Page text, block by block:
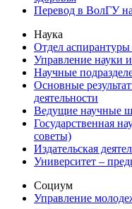
Перевод в ВолГУ
Наука
Отдел
Управление науки
Научные
Основные
деятельности
Ведущие научные
Государственная
советы)
Издательская
Университет –
Социум
Управление